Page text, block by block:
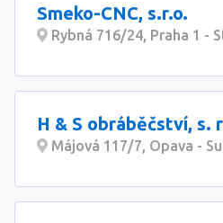
Smeko-CNC, s.r.o.
Rybná 716/24, Praha 1 -
H & S obráběčství, s.
Májová 117/7, Opava -